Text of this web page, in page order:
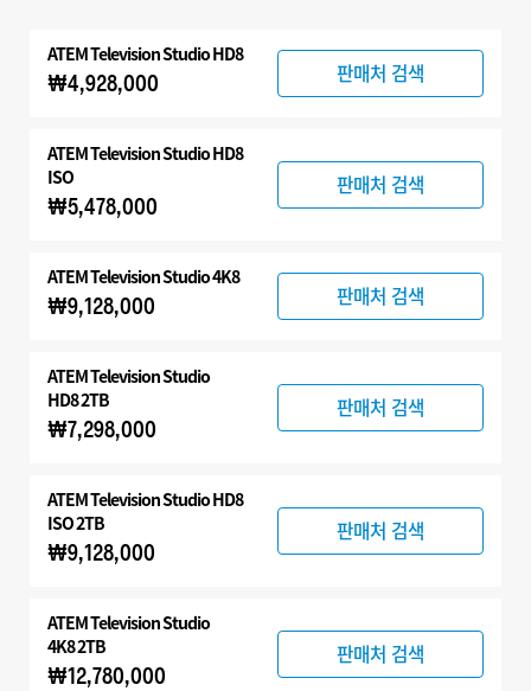
ATEM Television Studio
ATEM Television Studio HD8
₩4,928,000 판매처 검색
ATEM Television Studio HD8
ISO
₩5,478,000
판매처 검색
ATEM Television Studio 4K8
₩9,128,000 판매처 검색
ATEM Television Studio
HD8 2TB
₩7,298,000
판매처 검색
ATEM Television Studio HD8
ISO 2TB
₩9,128,000
판매처 검색
ATEM Television Studio
4K8 2TB
₩12,780,000
판매처 검색